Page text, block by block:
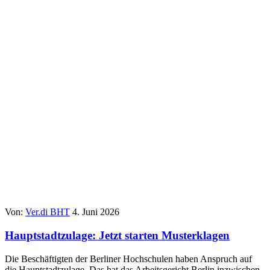
Von: Ver.di BHT 4. Juni 2026
Hauptstadtzulage: Jetzt starten Musterklagen
Die Beschäftigten der Berliner Hochschulen haben Anspruch auf